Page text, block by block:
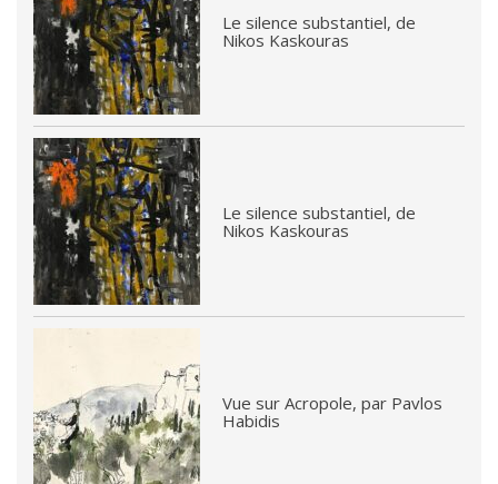
Le silence substantiel, de
Nikos Kaskouras
Le silence substantiel, de
Nikos Kaskouras
Vue sur Acropole, par Pavlos
Habidis